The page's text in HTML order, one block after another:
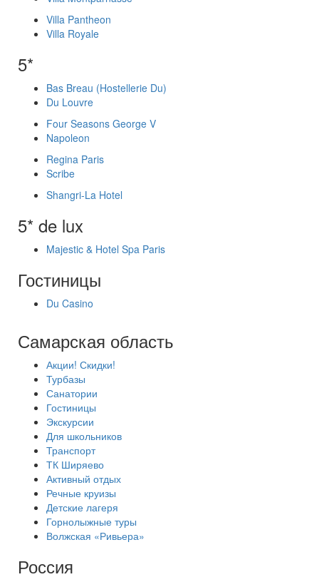
Villa Pantheon
Villa Royale
5*
Bas Breau (Hostellerie Du)
Du Louvre
Four Seasons George V
Napoleon
Regina Paris
Scribe
Shangri-La Hotel
5* de lux
Majestic & Hotel Spa Paris
Гостиницы
Du Casino
Самарская область
Акции! Скидки!
Турбазы
Санатории
Гостиницы
Экскурсии
Для школьников
Транспорт
ТК Ширяево
Активный отдых
Речные круизы
Детские лагеря
Горнолыжные туры
Волжская «Ривьера»
Россия